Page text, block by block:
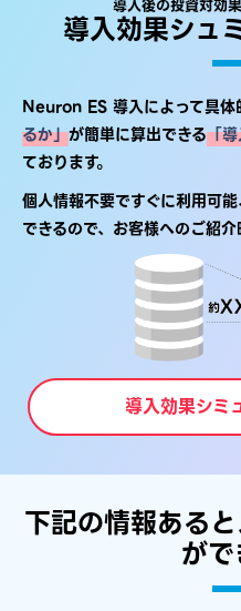
導入効果シュ
Neuron ES 導入によって具体
るか」が簡単に算出できる「
ております。​
個人情報不要ですぐに利用可
できるので、 お客様へのご紹介
導入効果シミ
下記の​情報ある
が​